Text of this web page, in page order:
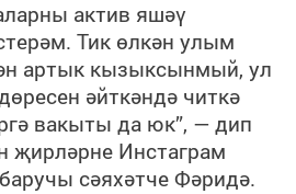
актив яшәү
Тик өлкән улым
артык кызыксынмый, ул
әйткәндә читкә
вакыты да юк”, — дип
җирләрне Инстаграм
сәяхәтче Фәридә.